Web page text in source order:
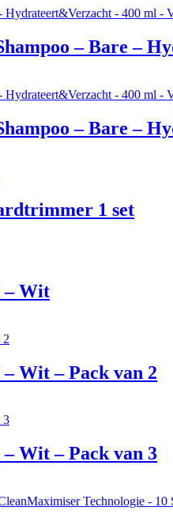
– Bare –
– Bare –
1 set
– Wit
Wit – Pack van 2
Wit – Pack van 3